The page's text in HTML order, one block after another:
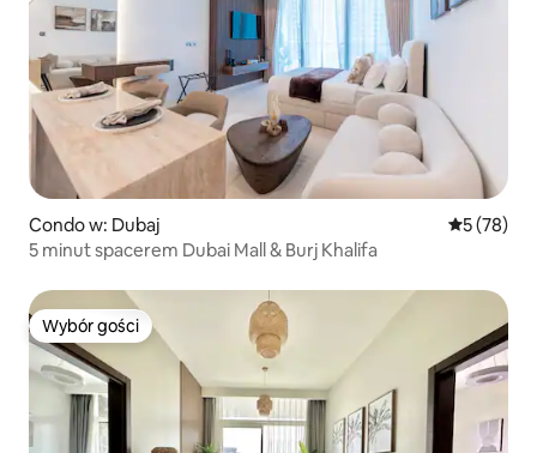
Condo w: Dubaj Średnia
5 (78)
5 minut spacerem Dubai Mall & Burj Khalifa
Wybór gości
Wybór gości